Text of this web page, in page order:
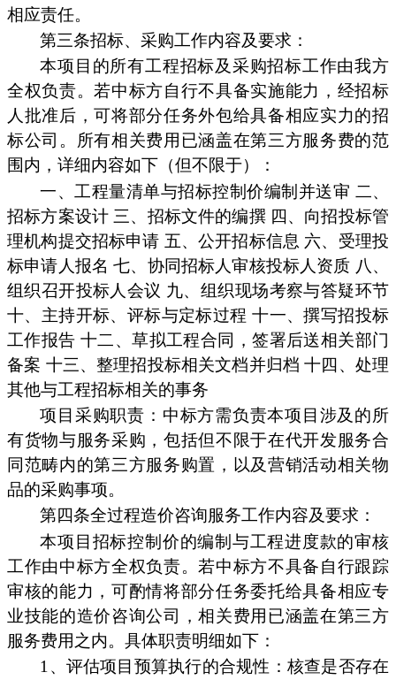
相应责任。
第三条招标、采购工作内容及要求：
本项目的所有工程招标及采购招标工作由我方
全权负责。若中标方自行不具备实施能力，经招标
人批准后，可将部分任务外包给具备相应实力的招
标公司。所有相关费用已涵盖在第三方服务费的范
围内，详细内容如下（但不限于）：
一、工程量清单与招标控制价编制并送审 二、
招标方案设计 三、招标文件的编撰 四、向招投标管
理机构提交招标申请 五、公开招标信息 六、受理投
标申请人报名 七、协同招标人审核投标人资质 八、
组织召开投标人会议 九、组织现场考察与答疑环节
十、主持开标、评标与定标过程 十一、撰写招投标
工作报告 十二、草拟工程合同，签署后送相关部门
备案 十三、整理招投标相关文档并归档 十四、处理
其他与工程招标相关的事务
项目采购职责：中标方需负责本项目涉及的所
有货物与服务采购，包括但不限于在代开发服务合
同范畴内的第三方服务购置，以及营销活动相关物
品的采购事项。
第四条全过程造价咨询服务工作内容及要求：
本项目招标控制价的编制与工程进度款的审核
工作由中标方全权负责。若中标方不具备自行跟踪
审核的能力，可酌情将部分任务委托给具备相应专
业技能的造价咨询公司，相关费用已涵盖在第三方
服务费用之内。具体职责明细如下：
1、评估项目预算执行的合规性：核查是否存在